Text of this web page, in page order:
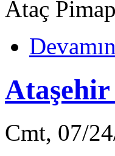
Ataç
Cmt, 07/